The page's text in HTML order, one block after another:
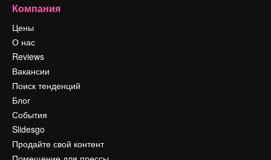
Компания
Цены
О нас
Reviews
Вакансии
Поиск тенденций
Блог
События
Slidesgo
Продайте свой контент